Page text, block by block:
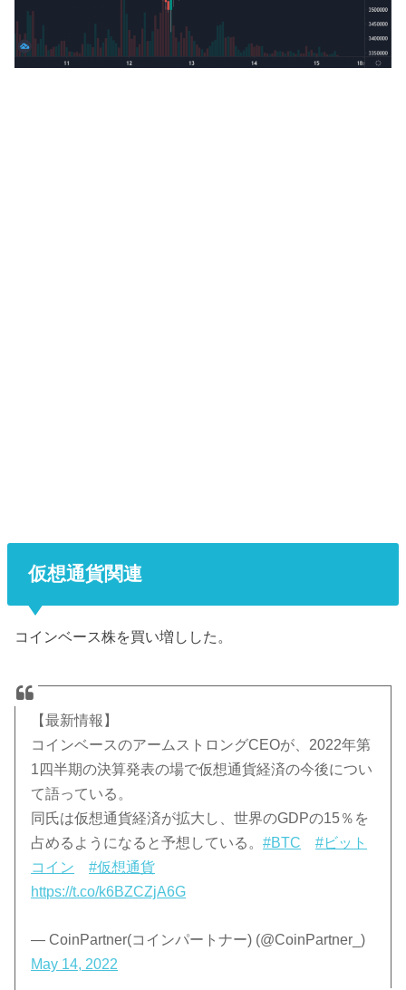
仮想通貨関連
コインベース株を買い増しした。
【最新情報】
コインベースのアームストロングCEOが、2022年第
1四半期の決算発表の場で仮想通貨経済の今後につい
て語っている。
同氏は仮想通貨経済が拡大し、世界のGDPの15％を
占めるようになると予想している。#BTC
#ビット
コイン
#仮想通貨
https://t.co/k6BZCZjA6G
— CoinPartner(コインパートナー) (@CoinPartner_)
May 14, 2022